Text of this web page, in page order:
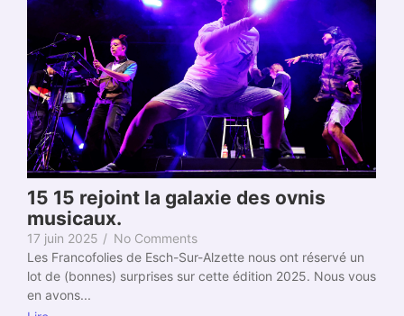
15 15 rejoint la galaxie des ovnis
musicaux.
17 juin 2025 / No Comments
Les Francofolies de Esch-Sur-Alzette nous ont réservé un
lot de (bonnes) surprises sur cette édition 2025. Nous vous
en avons...